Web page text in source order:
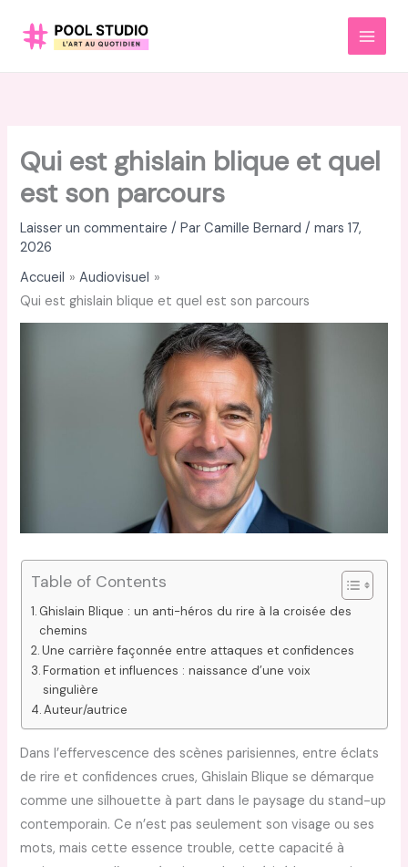
MAIN
Qui est ghislain blique et quel
est son parcours
Laisser un commentaire / ParCamille Bernard/mars 17,
2026
Accueil
Audiovisuel
Qui est ghislain blique et quel est son parcours
Table of Contents
Ghislain Blique : un anti-héros du rire à la croisée des
chemins
Une carrière façonnée entre attaques et confidences
Formation et influences : naissance d’une voix
singulière
Auteur/autrice
Dans l’effervescence des scènes parisiennes, entre éclats
de rire et confidences crues, Ghislain Blique se démarque
comme une silhouette à part dans le paysage du stand-up
contemporain. Ce n’est pas seulement son visage ou ses
mots, mais cette essence trouble, cette capacité à